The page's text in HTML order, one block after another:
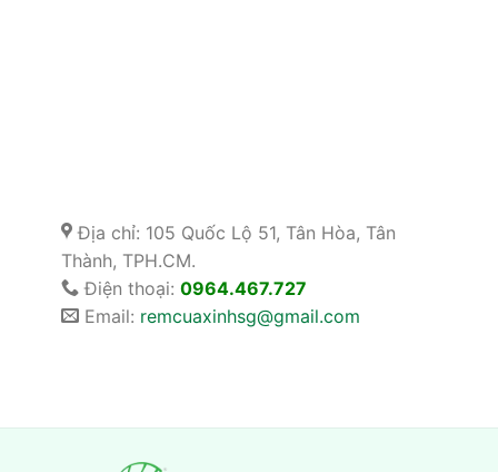
Địa chỉ: 105 Quốc Lộ 51, Tân Hòa, Tân
Thành, TPH.CM.
Điện thoại: 0964.467.727
Email: remcuaxinhsg@gmail.com